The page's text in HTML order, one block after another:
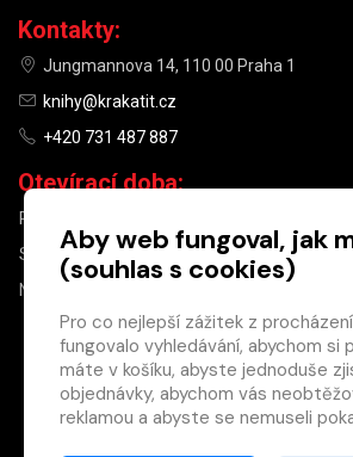
×
Máte u
Kontakty:
Jungmannova 14, 110 00 Praha 1
knihy@krakatit.cz
+420 731 487 887
Otevírací doba:
PO–PÁ
SO
10:00–13:00
NE
Aby web fungoval, jak
(souhlas s cookies)
Pro co nejlepší zážitek z
fungovalo vyhledávání, abychom si
máte v košíku, abyste jednoduše
objednávky, abychom vás
reklamou a abyste se nemuseli